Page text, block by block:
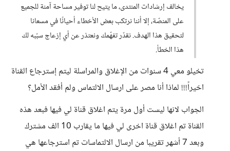
يخالف إرشادات المنتدى، ما يتيح لنا توفير مساحة آمنة للجميع
على المنصّة، إلا أننا نرتكب بعض الأخطاء أحيانًا في مسعانا
لتحقيق هذا الهدف. نقدّر تفهّمك ونعتذر عن أي إزعاج سبّبه لك
هذا الخطأ.
تخيلو معي 4 سنوات من الإغلاق والمراسلة ليتم إسترجاع القناة
اخيراً!!! لماذا أنا مصر على ارسال الالتماس ولم أفقد الأمل؟
الجواب لانها ليست أول مرة يتم اغلاق قناة لي فيها فبعد هذه
القناة تم اغلاق قناة اخرى لي فيها ما يقارب 10 الف مشترك
وبعد 7 أشهر تقريبا من ارسال الالتماسات تم استرجاعها هي